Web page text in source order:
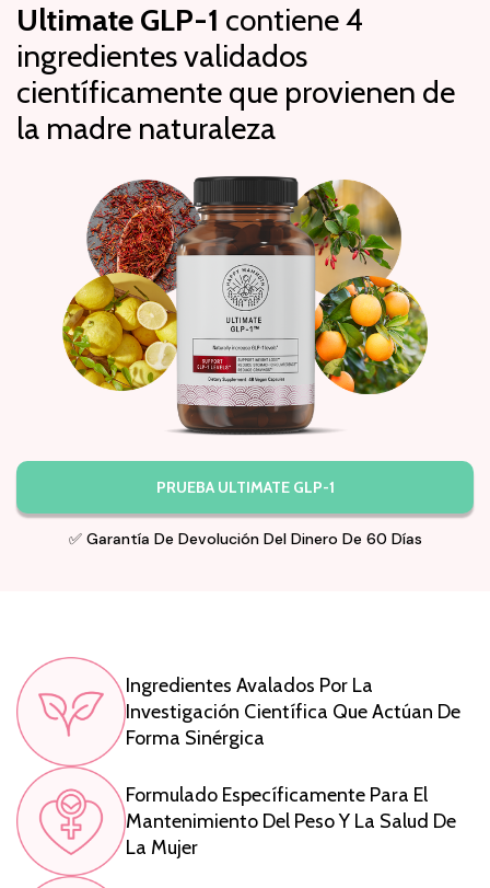
Ultimate GLP-1 contiene 4
ingredientes validados
científicamente que provienen de
la madre naturaleza
PRUEBA ULTIMATE GLP-1
✅ Garantía De Devolución Del Dinero De 60 Días
Ingredientes Avalados Por La
Investigación Científica Que Actúan De
Forma Sinérgica
Formulado Específicamente Para El
Mantenimiento Del Peso Y La Salud De
La Mujer